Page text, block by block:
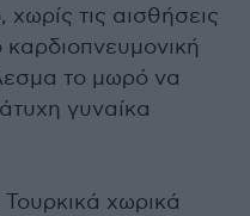
τις αισθήσεις
το μωρό να
γυναίκα
χωρικά